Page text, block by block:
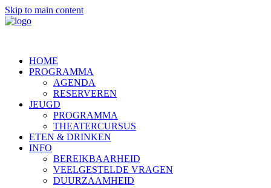
Skip to main content
HOME
PROGRAMMA
AGENDA
RESERVEREN
JEUGD
PROGRAMMA
THEATERCURSUS
ETEN & DRINKEN
INFO
BEREIKBAARHEID
VEELGESTELDE VRAGEN
DUURZAAMHEID